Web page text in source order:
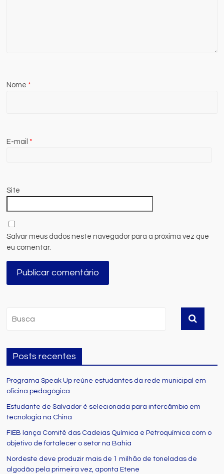
Nome*
E-mail*
Site
Salvar meus dados neste navegador para a próxima vez que
eu comentar.
Posts recentes
Programa Speak Up reúne estudantes da rede municipal em
oficina pedagógica
Estudante de Salvador é selecionada para intercâmbio em
tecnologia na China
FIEB lança Comitê das Cadeias Química e Petroquímica com o
objetivo de fortalecer o setor na Bahia
Nordeste deve produzir mais de 1 milhão de toneladas de
algodão pela primeira vez, aponta Etene